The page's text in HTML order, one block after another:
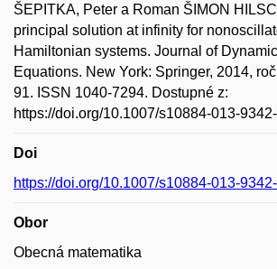
ŠEPITKA, Peter a Roman ŠIMON
principal solution at infinity for
Hamiltonian systems. Journal of
Equations. New York: Springer, 2014,
91. ISSN 1040-7294. Dostupné z:
https://doi.org/10.1007/s10884-013-
Doi
https://doi.org/10.1007/s10884-013-
Obor
Obecná matematika